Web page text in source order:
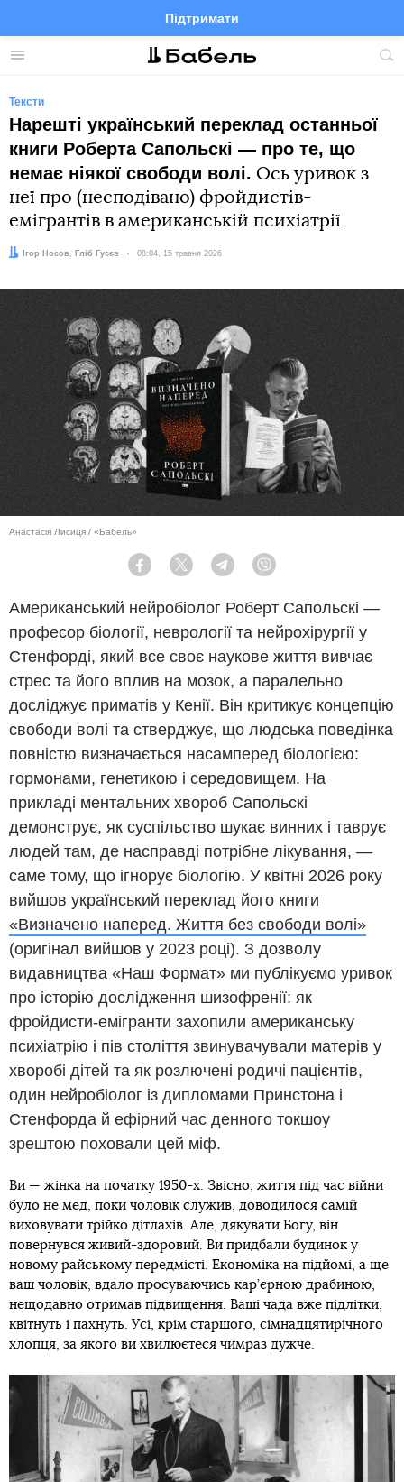
Меню
Підтримати
FacebookTelegramTwitter
Тексти
Нарешті український переклад останньої
книги Роберта Сапольскі — про те, що
немає ніякої свободи волі. Ось уривок з
неї про (несподівано) фройдистів-
емігрантів в американській психіатрії
Автор:Ігор Носов
Редактор: Гліб Гусєв Дата:
08:04, 15 травня 2026
Анастасія Лисиця / «Бабель»
Facebook Twitter Telegram
Американський нейробіолог Роберт Сапольскі —
професор біології, неврології та нейрохірургії у
Стенфорді, який все своє наукове життя вивчає
стрес та його вплив на мозок, а паралельно
досліджує приматів у Кенії. Він критикує концепцію
свободи волі та стверджує, що людська поведінка
повністю визначається насамперед біологією:
гормонами, генетикою і середовищем. На
прикладі ментальних хвороб Сапольскі
демонструє, як суспільство шукає винних і таврує
людей там, де насправді потрібне лікування, —
саме тому, що ігнорує біологію. У квітні 2026 року
вийшов український переклад його книги
«Визначено наперед. Життя без свободи волі»
(оригінал вийшов у 2023 році). З дозволу
видавництва «Наш Формат» ми публікуємо уривок
про історію дослідження шизофренії: як
фройдисти-емігранти захопили американську
психіатрію і пів століття звинувачували матерів у
хворобі дітей та як розлючені родичі пацієнтів,
один нейробіолог із дипломами Принстона і
Стенфорда й ефірний час денного токшоу
зрештою поховали цей міф.
Ви — жінка на початку 1950-х. Звісно, життя під час війни
було не мед, поки чоловік служив, доводилося самій
виховувати трійко дітлахів. Але, дякувати Богу, він
повернувся живий-здоровий. Ви придбали будинок у
новому райському передмісті. Економіка на підйомі, а ще
ваш чоловік, вдало просуваючись кар’єрною драбиною,
нещодавно отримав підвищення. Ваші чада вже підлітки,
квітнуть і пахнуть. Усі, крім старшого, сімнадцятирічного
хлопця, за якого ви хвилюєтеся чимраз дужче.